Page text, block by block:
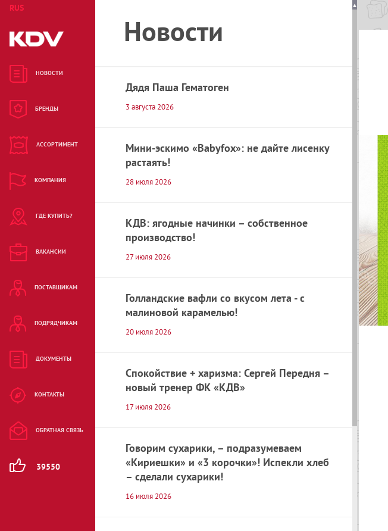
RUS
НОВОСТИ
БРЕНДЫ
АССОРТИМЕНТ
КОМПАНИЯ
ГДЕ КУПИТЬ?
ВАКАНСИИ
ПОСТАВЩИКАМ
ПОДРЯДЧИКАМ
ДОКУМЕНТЫ
КОНТАКТЫ
ОБРАТНАЯ СВЯЗЬ
39550
гигиены
кексы
и
и щербет
Новости
Дядя Паша Гематоген
3 августа 2026
Мини-эскимо «Babyfox»: не дайте лисенку
растаять!
28 июля 2026
КДВ: ягодные начинки – собственное
производство!
27 июля 2026
Голландские вафли со вкусом лета - с
малиновой карамелью!
20 июля 2026
Спокойствие + харизма: Сергей Передня –
новый тренер ФК «КДВ»
17 июля 2026
Говорим сухарики, – подразумеваем
«Кириешки» и «3 корочки»! Испекли хлеб
– сделали сухарики!
16 июля 2026